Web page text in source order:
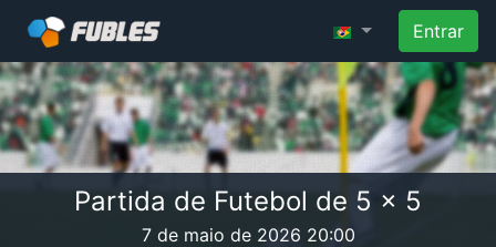
Entrar
Partida de Futebol de 5 x 5
7 de maio de 2026 20:00